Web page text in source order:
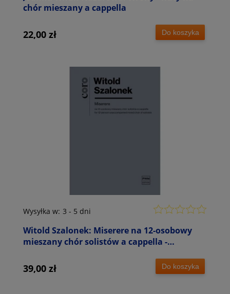
chór mieszany a cappella
22,00 zł Do koszyka
Witold Szalonek: Miserere na 12-osobowy
mieszany chór solistów a cappella -
Wysyłka w: 3 - 5 dni
39,00 zł Do koszyka